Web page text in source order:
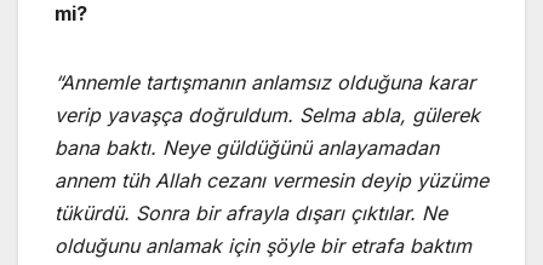
mi?
“Annemle tartışmanın anlamsız olduğuna karar
verip yavaşça doğruldum. Selma abla, gülerek
bana baktı. Neye güldüğünü anlayamadan
annem tüh Allah cezanı vermesin deyip yüzüme
tükürdü. Sonra bir afrayla dışarı çıktılar. Ne
olduğunu anlamak için şöyle bir etrafa baktım